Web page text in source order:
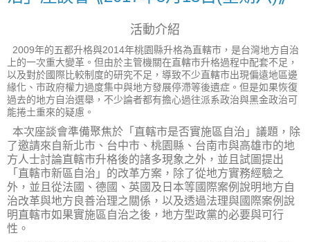
活動介紹
2009年的五都升格與2014年桃園縣升格為直轄市，是台灣地方自治
上的一次重大變革。但由於主管機關在直轄市升格過程中配套不足，
以及對於國際比較制度的研究不足，導致不少直轄市出現偏遠地區邊
緣化、市政府權力過度集中與地方發展停滯等後遺症。但是如果恢復
過去的地方自治選舉，不少論者都有擔心過往派系政治與黑金政治可
能捲土重來的疑慮。
本次座談會準備聚焦於「直轄市是否實施區自治」議題，除
了邀請來自新北市、台中市、桃園縣、台南市與高雄市的地
方人士討論直轄市升格後的諸多現象之外，並且試圖提出
「直轄市新區自治」的改革方案，除了從地方實務經驗之
外，並且從法國、德國、英國及日本等國際案例說明地方自
治改革與地方良善治理之關係，以及透過法理與國際案例說
明直轄市如果實施區自治之後，地方型政黨的必要與可行
性。